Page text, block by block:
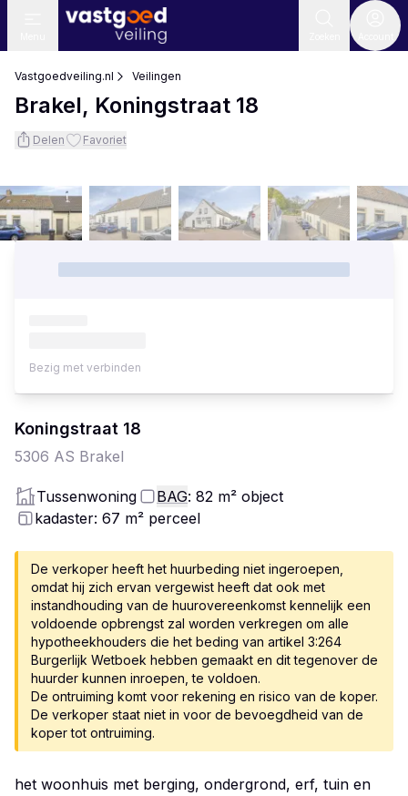
Vastgoedveiling.nl Veilingen
Brakel, Koningstraat 18
Delen Favoriet
Koningstraat 18
5306 AS Brakel
Tussenwoning BAG: 82 m² object
kadaster: 67 m² perceel
De verkoper heeft het huurbeding niet ingeroepen,
omdat hij zich ervan vergewist heeft dat ook met
instandhouding van de huurovereenkomst kennelijk een
voldoende opbrengst zal worden verkregen om alle
hypotheekhouders die het beding van artikel 3:264
Burgerlijk Wetboek hebben gemaakt en dit tegenover de
huurder kunnen inroepen, te voldoen.
De ontruiming komt voor rekening en risico van de koper.
De verkoper staat niet in voor de bevoegdheid van de
koper tot ontruiming.
het woonhuis met berging, ondergrond, erf, tuin en
Bezig met verbinden